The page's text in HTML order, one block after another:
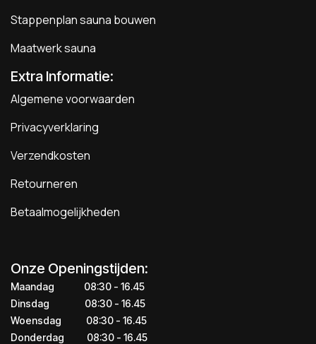
Stappenplan sauna bouwen
Maatwerk sauna
Extra Informatie:
Algemene voorwaarden
Privacyverklaring
Verzendkosten
Retourneren
Betaalmogelijkheden
Onze Openingstijden:
Maandag
​​​08:30 - 16.45​
Dinsdag
​​​​08:30 - 16.45
Woensdag
​08:30 - 16.45
Donderdag
​​​​​08:30 - 16.45